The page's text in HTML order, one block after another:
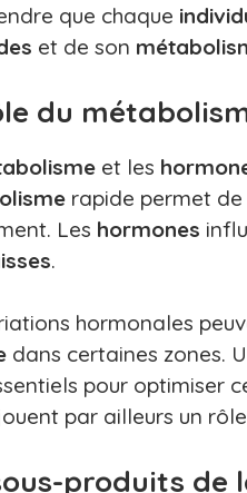
que chaque
et de son
du
et les
rapide permet
Les hormones
.
hormonales
dans certaines zones.
pour optimiser
par ailleurs un
produits de